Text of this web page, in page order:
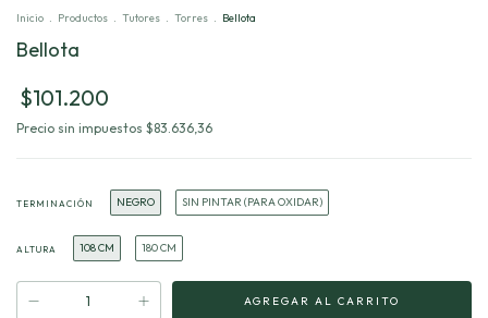
Inicio . Productos . Tutores . Torres . Bellota
Bellota
$101.200
Precio sin impuestos $83.636,36
TERMINACIÓN NEGRO SIN PINTAR (PARA OXIDAR)
ALTURA 108 CM 180 CM